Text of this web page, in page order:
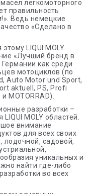
легкомоторного
правильность
Ведь немецкие
«Сделано в
LIQUI MOLY
«Лучший бренд в
как среди
мотоциклов (по
Auto Motor und Sport,
aktuell, PS, Profi
MOTORRAD).
разработки –
MOLY областей.
внимание
для всех своих
лодочной, садовой,
уникальных и
найти где-либо
во всех